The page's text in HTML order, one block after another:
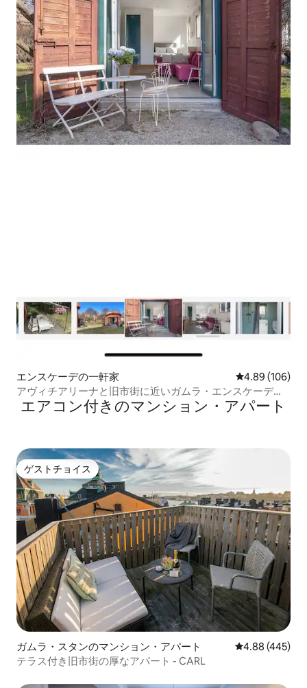
エンスケーデの一軒家 レビュー106
4.89 (106)
アヴィチアリーナと旧市街に近いガムラ・エンスケーデの
家
エアコン付きのマンション・アパート
ゲストチョイス
ゲストチョイス
ガムラ・スタンのマンション・アパート レビュー445
4.88 (445)
テラス付き旧市街の厚なアパート - CARL